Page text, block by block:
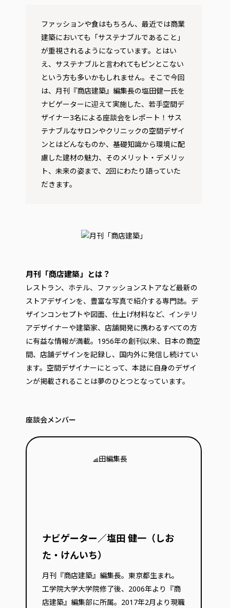
ファッションや食はもちろん、最近では商業
建築においても「サステナブルであること」
が重視されるようになっています。とはい
え、サステナブルと言われてもピンとこない
という方も多いかもしれません。そこで今回
は、月刊『商店建築』編集長の塩田健一氏を
ナビゲーターに迎えて実施した、若手空間デ
ザイナー3名による座談会をレポート！サス
テナブルなサロンやクリニックの空間デザイ
ンとはどんなものか、基礎知識から環境に配
慮した建材の魅力、そのメリット・デメリッ
ト、未来の姿まで、2回にわたり語っていた
だきます。
月刊「商店建築」とは？
レストラン、ホテル、ファッションストアなど最新の
ストアデザインを、豊富な写真で紹介する専門誌。デ
ザインコンセプトや図面、仕上げ材料など、インテリ
アデザイナーや建築家、店舗開発に携わるすべての方
に有益な情報が満載。1956年の創刊以来、日本の商空
間、店舗デザインを記録し、国内外に発信し続けてい
ます。空間デザイナーにとって、本誌に自身のデザイ
ンが掲載されることは夢のひとつとなっています。
座談会メンバー
ナビゲーター／塩田 健一（しお
た・けんいち）
月刊『商店建築』編集長。東京都生まれ。
工学院大学大学院修了後、2006年より『商
店建築』編集部に所属。2017年2月より現職